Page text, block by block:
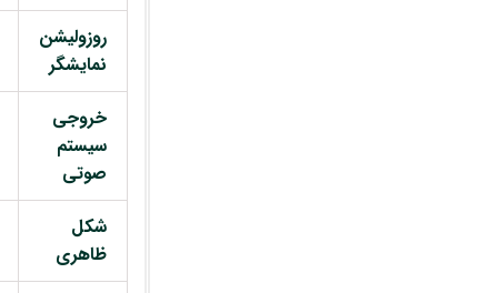
روزولیشن
نمایشگر
خروجی
سیستم
صوتی
شکل
ظاهری